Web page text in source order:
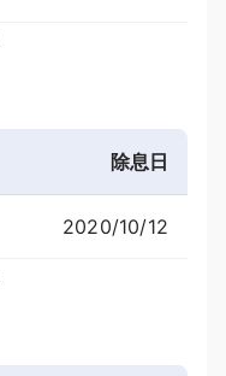
除息日
-
2020/10/12